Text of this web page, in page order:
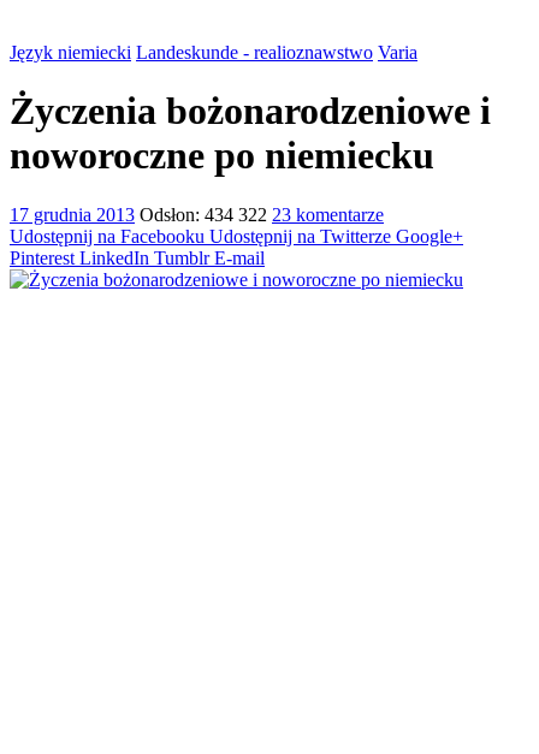
Język niemiecki Landeskunde - realioznawstwo Varia
Życzenia bożonarodzeniowe i
noworoczne po niemiecku
17 grudnia 2013 Odsłon: 434 322 23 komentarze
Udostępnij na Facebooku Udostępnij na Twitterze Google+
Pinterest LinkedIn Tumblr E-mail